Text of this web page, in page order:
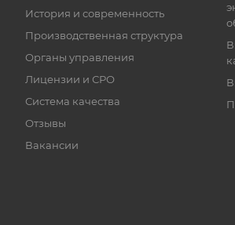
История и современность
Производственная структура
Органы управления
Лицензии и СРО
Система качества
Отзывы
Вакансии